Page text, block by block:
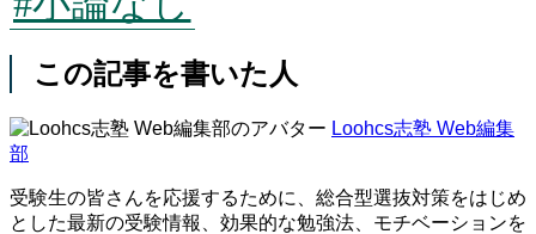
この記事を書いた人
Loohcs志塾 Web編集
部
受験生の皆さんを応援するために、総合型選抜対策をはじめ
とした最新の受験情報、効果的な勉強法、モチベーションを